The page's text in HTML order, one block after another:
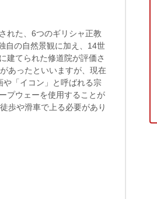
れた、6つのギリシャ正教
自の自然景観に加え、14世
建てられた修道院が評価さ
あったといいますが、現在
「イコン」と呼ばれる宗
プウェーを使用することが
歩や滑車で上る必要があり